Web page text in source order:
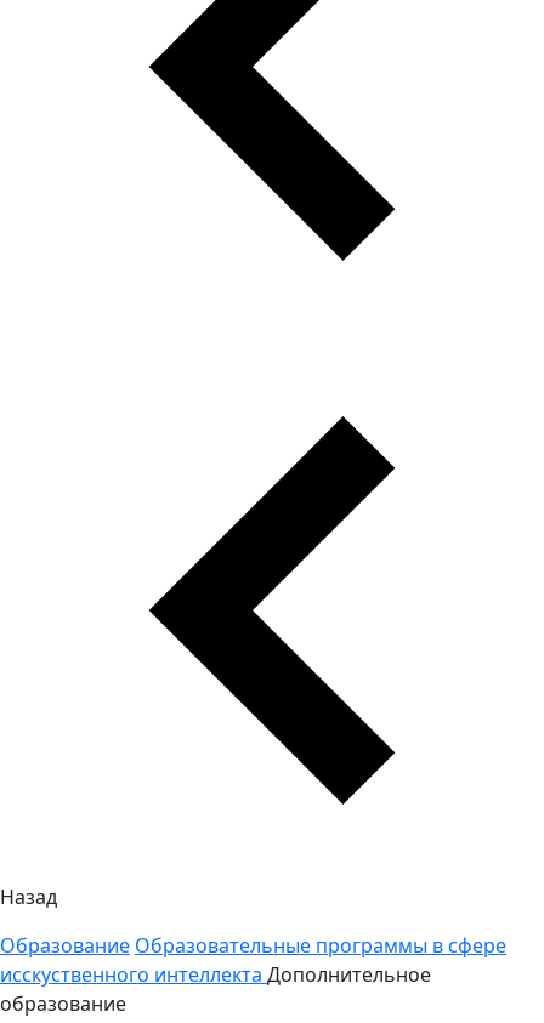
Назад
Образование Образовательные программы в сфере
исскуственного интеллекта Дополнительное
образование